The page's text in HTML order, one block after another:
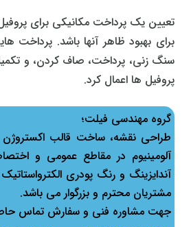
تعیین یک پرداخت مکانیکی برای
برای بهبود ظاهر آنها باشد. پرداخت
سنگ زنی، پرداخت، صاف کردن، و
پروفیل ها اعمال کرد.
گروه مهندسی فیلت؛
طراحی نقشه، ساخت قالب اكستروژن
آلومینیوم در مقاطع عمومی و
آندایزینگ و رنگ پودری
مشتریان محترم و بزرگوار می باشد.
جهت مشاوره فنی و سفارش تماس